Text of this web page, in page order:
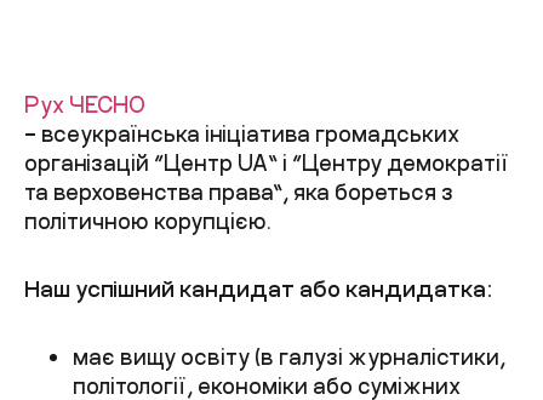
Рух ЧЕСНО
– всеукраїнська ініціатива громадських
організацій “Центр UA” і “Центру демократії
та верховенства права”, яка бореться з
політичною корупцією.
Наш успішний кандидат або кандидатка:
має вищу освіту (в галузі журналістики,
політології, економіки або суміжних